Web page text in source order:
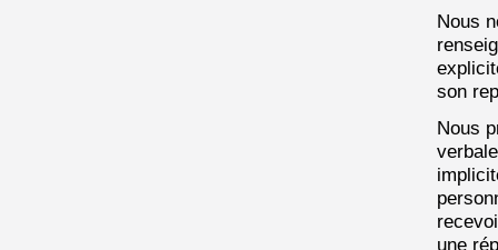
Nous
son
Nous
une